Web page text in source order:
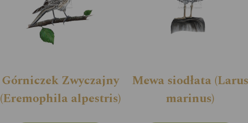
Górniczek Zwyczajny
(Eremophila alpestris)
Mewa siodłata (Larus
marinus)